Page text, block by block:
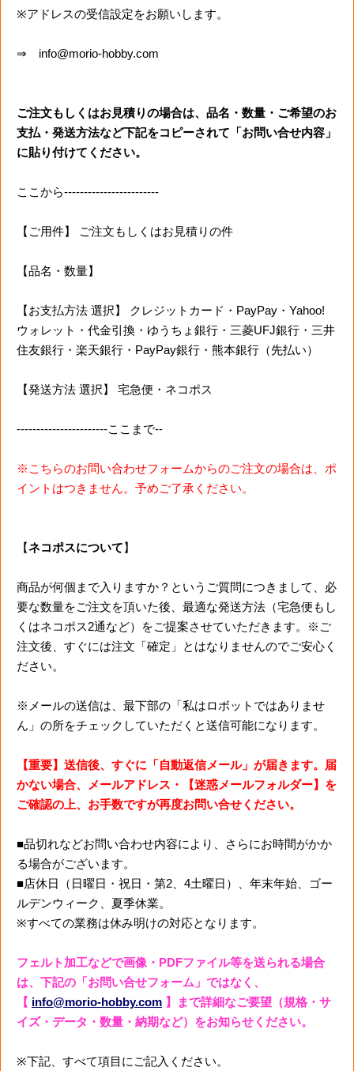
※アドレスの受信設定をお願いします。
⇒ info@morio-hobby.com
ご注文もしくはお見積りの場合は、品名・数量・ご希望のお
支払・発送方法など下記をコピーされて「お問い合せ内容」
に貼り付けてください。
ここから------------------------
【ご用件】 ご注文もしくはお見積りの件
【品名・数量】
【お支払方法 選択】 クレジットカード・PayPay・Yahoo!
ウォレット・代金引換・ゆうちょ銀行・三菱UFJ銀行・三井
住友銀行・楽天銀行・PayPay銀行・熊本銀行（先払い）
【発送方法 選択】 宅急便・ネコポス
-----------------------ここまで--
※こちらのお問い合わせフォームからのご注文の場合は、ポ
イントはつきません。予めご了承ください。
【ネコポスについて】
商品が何個まで入りますか？というご質問につきまして、必
要な数量をご注文を頂いた後、最適な発送方法（宅急便もし
くはネコポス2通など）をご提案させていただきます。※ご
注文後、すぐには注文「確定」とはなりませんのでご安心く
ださい。
※メールの送信は、最下部の「私はロボットではありませ
ん」の所をチェックしていただくと送信可能になります。
【重要】送信後、すぐに「自動返信メール」が届きます。届
かない場合、メールアドレス・【迷惑メールフォルダー】を
ご確認の上、お手数ですが再度お問い合せください。
■品切れなどお問い合わせ内容により、さらにお時間がかか
る場合がございます。
■店休日（日曜日・祝日・第2、4土曜日）、年末年始、ゴー
ルデンウィーク、夏季休業。
※すべての業務は休み明けの対応となります。
フェルト加工などで画像・PDFファイル等を送られる場合
は、下記の「お問い合せフォーム」ではなく、
【 info@morio-hobby.com 】まで詳細なご要望（規格・サ
イズ・データ・数量・納期など）をお知らせください。
※下記、すべて項目にご記入ください。